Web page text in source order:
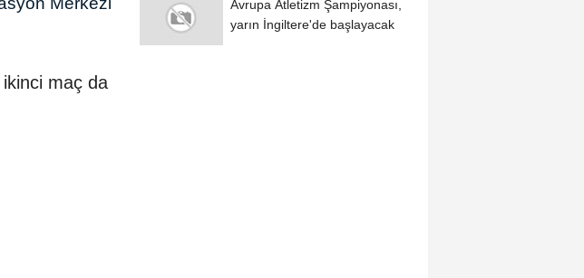
ikinci maç da
Avrupa Atletizm Şampiyonası,
yarın İngiltere'de başlayacak